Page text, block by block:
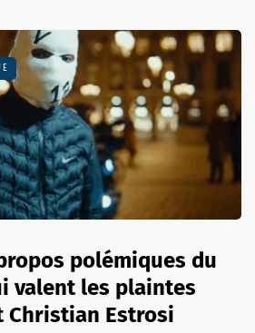
polémiques du
valent les plaintes
Christian Estrosi